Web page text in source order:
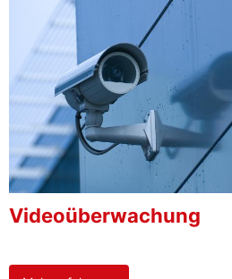
Videoüberwachung